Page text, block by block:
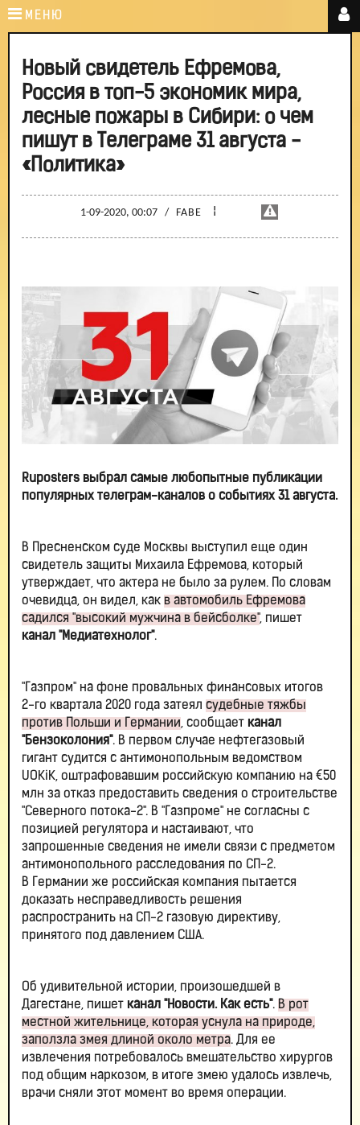
МЕНЮ
Новый свидетель Ефремова,
Россия в топ-5 экономик мира,
лесные пожары в Сибири: о чем
пишут в Телеграме 31 августа -
«Политика»
1-09-2020, 00:07 / FABE ¦
Ruposters выбрал самые любопытные публикации
популярных телеграм-каналов о событиях 31 августа.
В Пресненском суде Москвы выступил еще один
свидетель защиты Михаила Ефремова, который
утверждает, что актера не было за рулем. По словам
очевидца, он видел, как в автомобиль Ефремова
садился "высокий мужчина в бейсболке", пишет
канал "Медиатехнолог".
"Газпром" на фоне провальных финансовых итогов
2-го квартала 2020 года затеял судебные тяжбы
против Польши и Германии, сообщает канал
"Бензоколония". В первом случае нефтегазовый
гигант судится с антимонопольным ведомством
UOKiK, оштрафовавшим российскую компанию на €50
млн за отказ предоставить сведения о строительстве
"Северного потока-2". В "Газпроме" не согласны с
позицией регулятора и настаивают, что
запрошенные сведения не имели связи с предметом
антимонопольного расследования по СП-2.
В Германии же российская компания пытается
доказать несправедливость решения
распространить на СП-2 газовую директиву,
принятого под давлением США.
Об удивительной истории, произошедшей в
Дагестане, пишет канал "Новости. Как есть". В рот
местной жительнице, которая уснула на природе,
заползла змея длиной около метра. Для ее
извлечения потребовалось вмешательство хирургов
под общим наркозом, в итоге змею удалось извлечь,
врачи сняли этот момент во время операции.